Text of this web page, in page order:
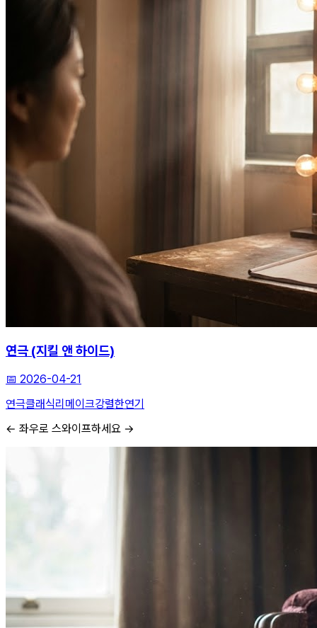
연극 (지킬 앤 하이드)
📅 2026-04-21
연극클래식리메이크강렬한연기
← 좌우로 스와이프하세요 →